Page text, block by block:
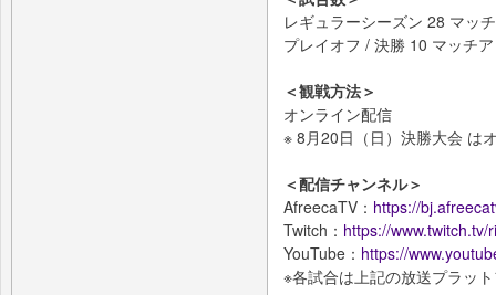
レギュラーシーズン 28 マッ
プレイオフ / 決勝 10 マッチ
＜観戦方法＞
オンライン配信
※ 8月20日（日）決勝大会 は
＜配信チャンネル＞
AfreecaTV： https://
Twitch： https://www.twitch.tv/
YouTube： https://
※各試合は上記の放送プラッ